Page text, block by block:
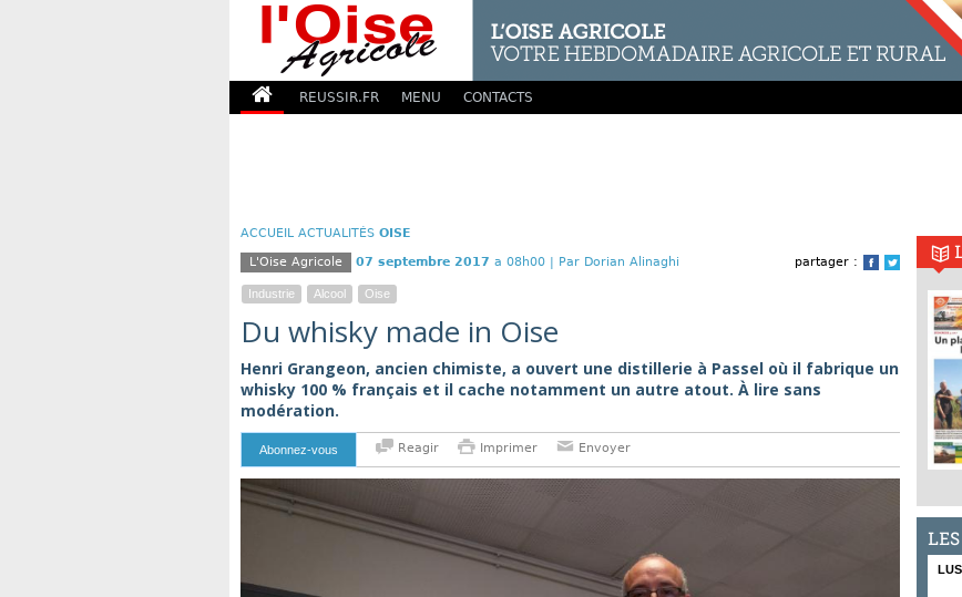
REUSSIR.FR MENU CONTACTS
ACCUEIL ACTUALITÉS OISE
partager :
Facebook
Twitter
L'Oise Agricole 07 septembre 2017 a 08h00 | Par Dorian Alinaghi
Industrie Alcool Oise
Du whisky made in Oise
Henri Grangeon, ancien chimiste, a ouvert une distillerie à Passel où il fabrique un
whisky 100 % français et il cache notamment un autre atout. À lire sans
modération.
Abonnez-vous Reagir Imprimer Envoyer